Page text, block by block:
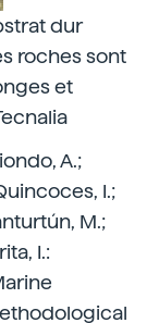
dur
roches sont
et
A.;
I.;
M.;
I.: